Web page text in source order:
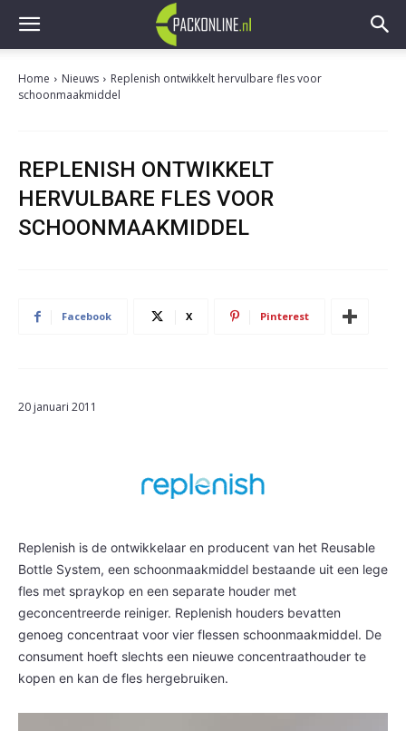
Home Nieuws
Replenish ontwikkelt hervulbare fles voor
schoonmaakmiddel
REPLENISH ONTWIKKELT
HERVULBARE FLES VOOR
SCHOONMAAKMIDDEL
Facebook X Pinterest
20 januari 2011
Replenish is de ontwikkelaar en producent van het Reusable
Bottle System, een schoonmaakmiddel bestaande uit een lege
fles met spraykop en een separate houder met
geconcentreerde reiniger. Replenish houders bevatten
genoeg concentraat voor vier flessen schoonmaakmiddel. De
consument hoeft slechts een nieuwe concentraathouder te
kopen en kan de fles hergebruiken.